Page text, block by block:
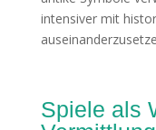
intensiver mit
Spiele als